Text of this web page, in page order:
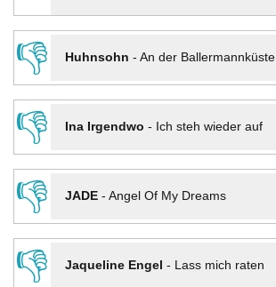
👎
Huhnsohn - An der Ballermannküste
👎
Ina Irgendwo - Ich steh wieder auf
👎
JADE- Angel Of My Dreams
👎
Jaqueline Engel - Lass mich raten